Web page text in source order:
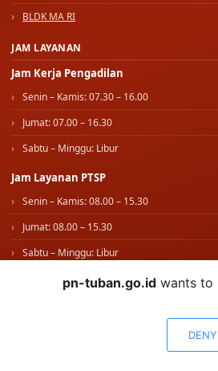
BLDK MA RI
JAM LAYANAN
Jam Kerja Pengadilan
Senin – Kamis: 07.30 – 16.00
Jumat: 07.00 – 16.30
Sabtu – Minggu: Libur
Jam Layanan PTSP
Senin – Kamis: 08.00 – 15.30
Jumat: 08.00 – 15.30
Sabtu – Minggu: Libur
IKUTI KAMI
© 2026 PENGADILAN
pn-tuban.go.id wants to
DENY